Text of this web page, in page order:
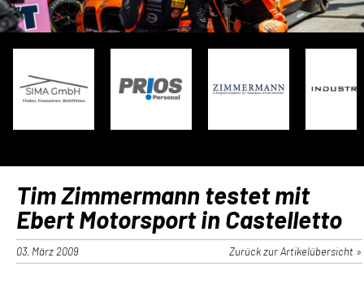
Tim Zimmermann testet mit
Ebert Motorsport in Castelletto
03. März 2009 Zurück zur Artikelübersicht »